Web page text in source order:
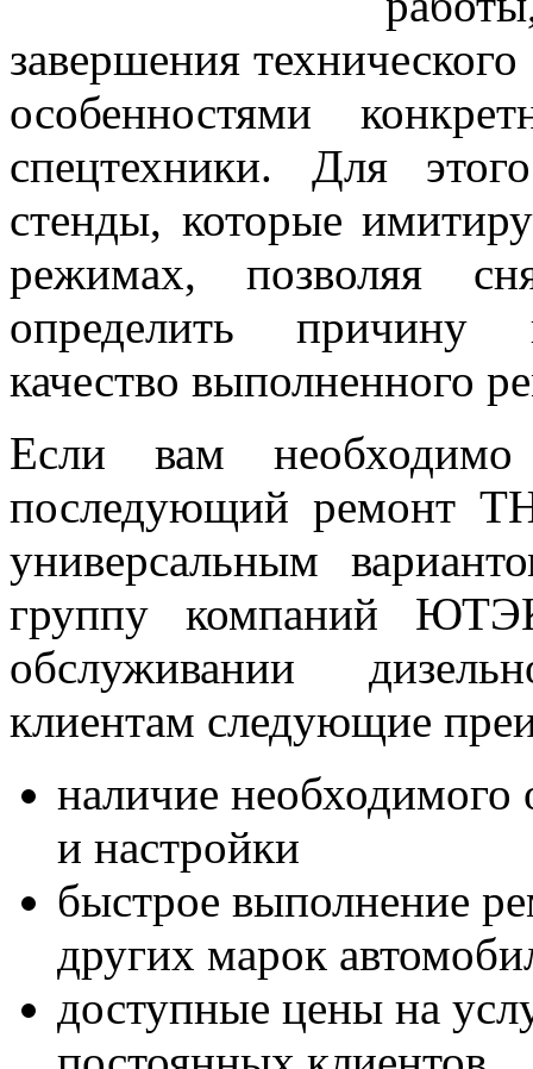
завершения
особенностями
спецтехники. Для
стенды, которые
режимах, позволяя
определить причину
качество выполненного
Если вам необходимо
последующий ремонт
универсальным
группу компаний
обслуживании
клиентам следующие
наличие необходимого
и настройки
быстрое выполнение
других марок
доступные цены на